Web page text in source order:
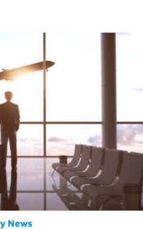
News